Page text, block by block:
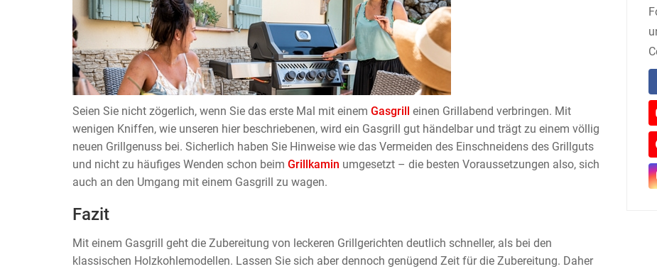
Seien Sie nicht zögerlich, wenn Sie das erste Mal mit einem Gasgrill einen Grillabend verbringen. Mit
wenigen Kniffen, wie unseren hier beschriebenen, wird ein Gasgrill gut händelbar und trägt zu einem völlig
neuen Grillgenuss bei. Sicherlich haben Sie Hinweise wie das Vermeiden des Einschneidens des Grillguts
und nicht zu häufiges Wenden schon beim Grillkamin umgesetzt – die besten Voraussetzungen also, sich
auch an den Umgang mit einem Gasgrill zu wagen.
Fazit
Mit einem Gasgrill geht die Zubereitung von leckeren Grillgerichten deutlich schneller, als bei den
klassischen Holzkohlemodellen. Lassen Sie sich aber dennoch genügend Zeit für die Zubereitung. Daher